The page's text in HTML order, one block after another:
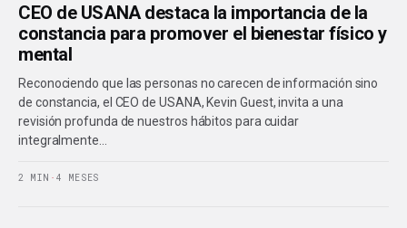
CEO de USANA destaca la importancia de la
constancia para promover el bienestar físico y
mental
Reconociendo que las personas no carecen de información sino
de constancia, el CEO de USANA, Kevin Guest, invita a una
revisión profunda de nuestros hábitos para cuidar
integralmente…
2 MIN · 4 MESES